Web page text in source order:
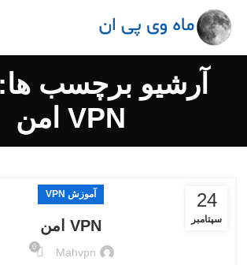
آرشیو برچسب
VPN امن
24
سپتامبر
آموزش VPN
VPN امن
Mahvpn
0